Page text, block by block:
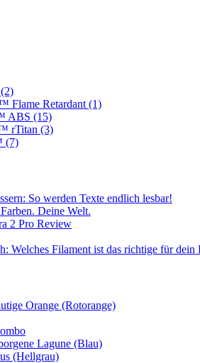
Flame Retardant (1)
ABS (15)
rTitan (3)
(7)
So werden Texte endlich lesbar!
Deine Welt.
2 Pro Review
Welches Filament ist das richtige für dein
Orange (Rotorange)
Lagune (Blau)
(Hellgrau)